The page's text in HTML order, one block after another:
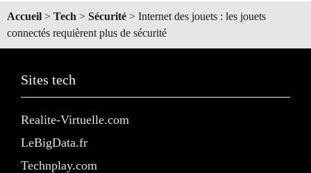
Accueil > Tech > Sécurité > Internet des jouets : les jouets
connectés requièrent plus de sécurité
Sites tech
Realite-Virtuelle.com
LeBigData.fr
Technplay.com